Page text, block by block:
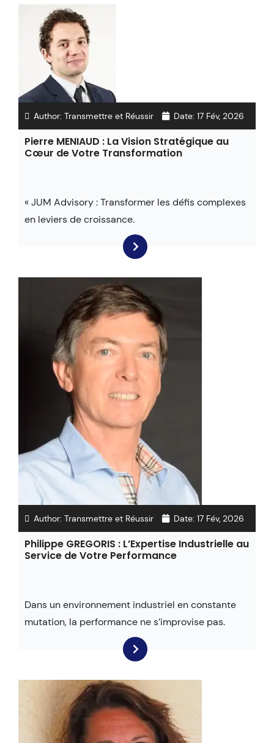
Author: Transmettre et Réussir Date: 17 Fév, 2026
Pierre MENIAUD : La Vision Stratégique au
Cœur de Votre Transformation
« JUM Advisory : Transformer les défis complexes
en leviers de croissance.
Author: Transmettre et Réussir Date: 17 Fév, 2026
Philippe GREGORIS : L’Expertise Industrielle au
Service de Votre Performance
Dans un environnement industriel en constante
mutation, la performance ne s’improvise pas.